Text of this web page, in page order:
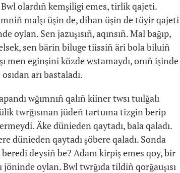
olardıñ kemşiligi emes, tirlik qajeti.
malşı üşin de, dihan üşin de tüyir qajeti
oylan. Sen jazuşısıñ, aqınsıñ. Mal bağıp,
sen bärin biluge tiissiñ äri bola biluiñ
men eginşini közde wstamaydı, onıñ işinde
arı bastaladı.
wğımnıñ qalıñ kiiner twsı tuılğalı
twrğısınan jüdeñ tartuına tizgin berip
Äke dünieden qaytadı, bala qaladı.
dünieden qaytadı şöbere qaladı. Sonda
beredi deysiñ be? Adam kirpiş emes qoy, bir
oylan. Bwl twrğıda tildiñ qorğauşısı